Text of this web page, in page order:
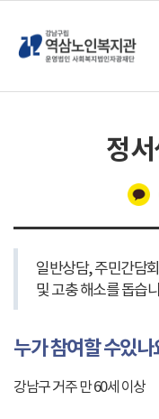
정
일반상담, 주민간담
및 고충 해소를 돕습
누가 참여할 수있나
강남구 거주 만 60세 이상